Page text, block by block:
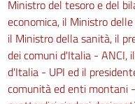
Ministro del tesoro e del
economica, il Ministro
il Ministro della sanità, il
dei comuni d'Italia - ANCI,
d'Italia - UPI ed il
comunità ed enti montani